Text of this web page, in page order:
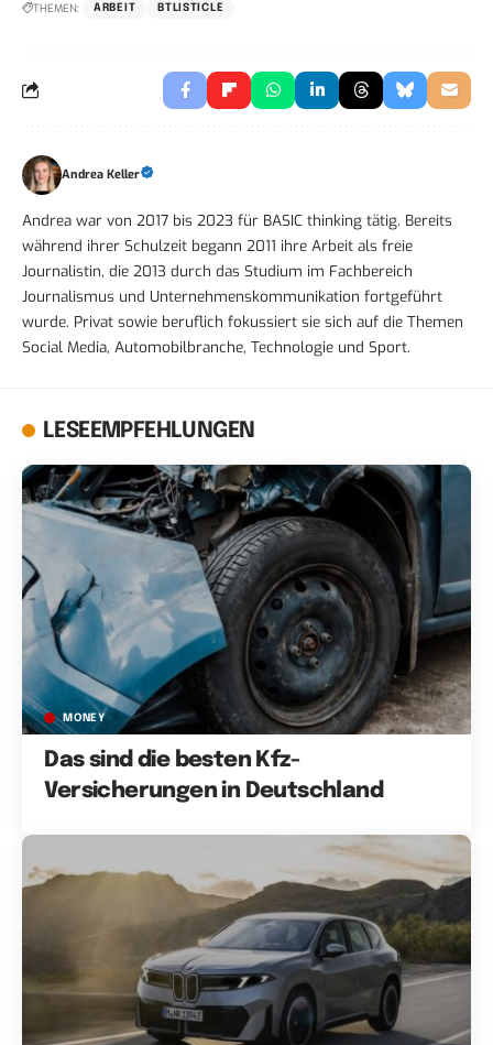
THEMEN: ARBEIT BTLISTICLE
Andrea Keller
Andrea war von 2017 bis 2023 für BASIC thinking tätig. Bereits
während ihrer Schulzeit begann 2011 ihre Arbeit als freie
Journalistin, die 2013 durch das Studium im Fachbereich
Journalismus und Unternehmenskommunikation fortgeführt
wurde. Privat sowie beruflich fokussiert sie sich auf die Themen
Social Media, Automobilbranche, Technologie und Sport.
LESEEMPFEHLUNGEN
MONEY
Das sind die besten Kfz-
Versicherungen in Deutschland